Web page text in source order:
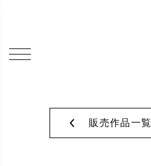
販売作品一覧